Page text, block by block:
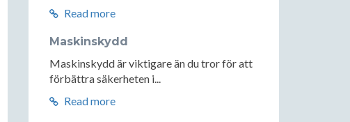
Read more
Maskinskydd
Maskinskydd är viktigare än du tror för att
förbättra säkerheten i...
Read more